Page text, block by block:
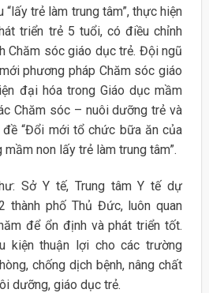
trẻ làm trung tâm”, thực hiện
triển trẻ 5 tuổi, có điều chỉnh
Chăm sóc giáo dục trẻ. Đội ngũ
phương pháp Chăm sóc giáo
đại hóa trong Giáo dục mầm
Chăm sóc – nuôi dưỡng trẻ và
đề “Đổi mới tổ chức bữa ăn của
mầm non lấy trẻ làm trung tâm”.
Sở Y tế, Trung tâm Y tế dự
thành phố Thủ Đức, luôn quan
để ổn định và phát triển tốt.
kiện thuận lợi cho các trường
chống dịch bệnh, nâng chất
dưỡng, giáo dục trẻ.